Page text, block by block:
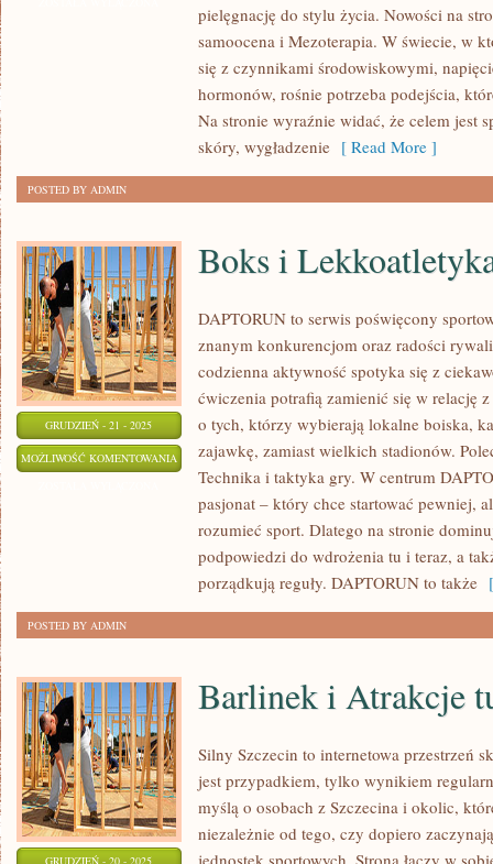
POŁÓG
ZDROWY
URODA
pielęgnację do stylu życia. Nowości na
samoocena i Mezoterapia. W świecie, w
się z czynnikami środowiskowymi,
hormonów, rośnie potrzeba podejścia,
Na stronie wyraźnie widać, że celem jest
skóry, wygładzenie [ Read More ]
POSTED BY ADMIN
GRUDZIEŃ - 21 - 2025
MOŻLIWOŚĆ KOMENTOWANIA BOKS
LEKKOATLETYKA
Boks i
DAPTORUN to serwis poświęcony
znanym konkurencjom oraz radości
codzienna aktywność spotyka się z
ćwiczenia potrafią zamienić się w relację
o tych, którzy wybierają lokalne boiska,
zajawkę, zamiast wielkich stadionów.
Technika i taktyka gry. W centrum
pasjonat – który chce startować pewniej,
rozumieć sport. Dlatego na stronie
podpowiedzi do wdrożenia tu i teraz, a
porządkują reguły. DAPTORUN to także
POSTED BY ADMIN
GRUDZIEŃ - 20 - 2025
Barlinek i Atrakcje
Silny Szczecin to internetowa przestrzeń
jest przypadkiem, tylko wynikiem
myślą o osobach z Szczecina i okolic,
niezależnie od tego, czy dopiero
jednostek sportowych. Strona łączy w